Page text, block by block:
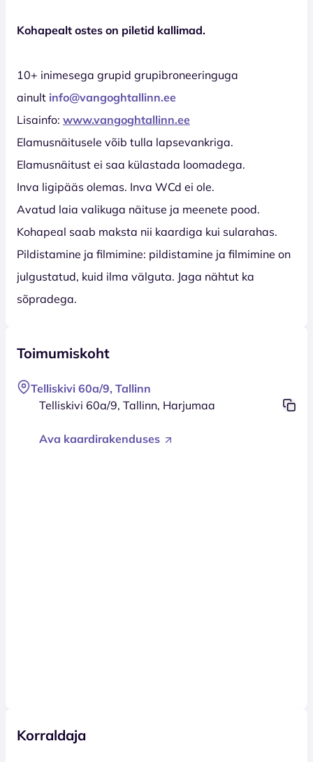
Kohapealt ostes on piletid kallimad.
10+ inimesega grupid grupibroneeringuga
ainult info@vangoghtallinn.ee
Lisainfo: www.vangoghtallinn.ee
Elamusnäitusele võib tulla lapsevankriga.
Elamusnäitust ei saa külastada loomadega.
Inva ligipääs olemas. Inva WCd ei ole.
Avatud laia valikuga näituse ja meenete pood.
Kohapeal saab maksta nii kaardiga kui sularahas.
Pildistamine ja filmimine: pildistamine ja filmimine on
julgustatud, kuid ilma välguta. Jaga nähtut ka
sõpradega.
Toimumiskoht
Telliskivi 60a/9, Tallinn
Telliskivi 60a/9, Tallinn, Harjumaa
Ava kaardirakenduses
Korraldaja